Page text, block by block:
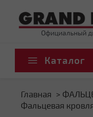
Официальный
Каталог
Главная
Фальцевая